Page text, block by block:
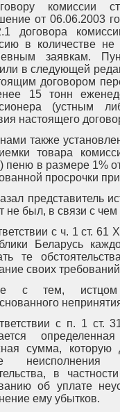
комиссии
от 06.06.2003
договора
в количестве
заявкам.
в следующей
договором
15 тонн
(устным
настоящего
также
товара
пеню в размере 1%
просрочки
представитель
не был, в связи с
с ч. 1 ст. 61
Беларусь
те
своих
с тем, истцом
с п. 1 ст.
сумма, которую
неисполнения
в
об уплате
ему убытков.